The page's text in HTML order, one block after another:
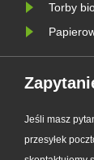
Torby
Jeśli masz
przesyłek